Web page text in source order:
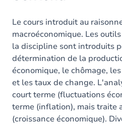
Le cours introduit au
macroéconomique. Les
la discipline sont introduits
détermination de la
économique, le chômage,
et les taux de change.
court terme (fluctuations
terme (inflation), mais traite
(croissance économique).